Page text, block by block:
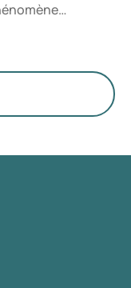
Dans cet